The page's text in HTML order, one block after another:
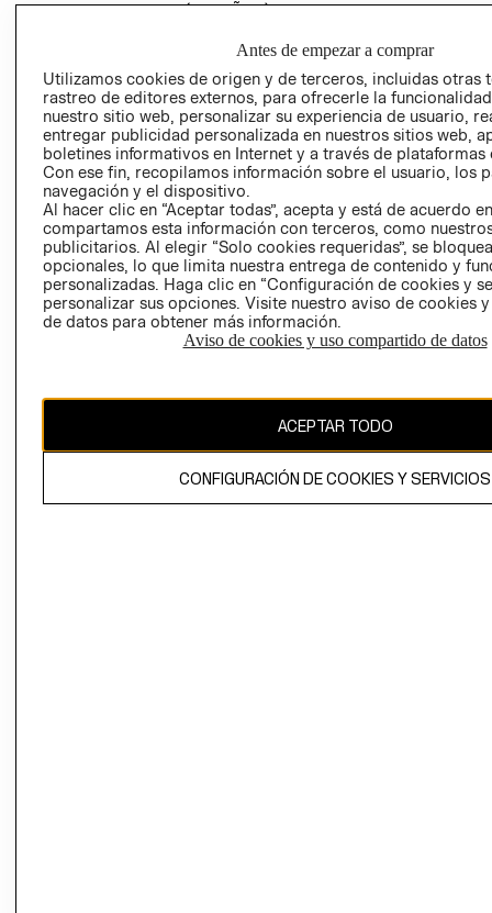
(ESPAÑOL)
PROGRAMA DE
Y ÉTICA (INGLÉS)
COMERCIO - SIC
PETICIONES
QUEJAS Y
RECLAMOS
Colombia ($)
CAMBIAR REGIÓN
El contenido de esta página web está protegido por copyright y es
Antes de empezar a comprar
Utilizamos cookies de origen y de terceros, incluidas otras
rastreo de editores externos, para ofrecerle la
nuestro sitio web, personalizar su experiencia de usuario,
entregar publicidad personalizada en nuestros sitios web,
boletines informativos en Internet y a través de plataformas
Con ese fin, recopilamos información sobre el usuario, los
navegación y el dispositivo.
Al hacer clic en “Aceptar todas”, acepta y está de acuerdo
compartamos esta información con terceros, como
publicitarios. Al elegir “Solo cookies requeridas”, se
opcionales, lo que limita nuestra entrega de contenido y
personalizadas. Haga clic en “Configuración de cookies y
personalizar sus opciones. Visite nuestro aviso de cookies
de datos para obtener más información.
Aviso de cookies y uso compartido de datos
ACEPTAR TODO
CONFIGURACIÓN DE COOKIES Y SERVICIOS